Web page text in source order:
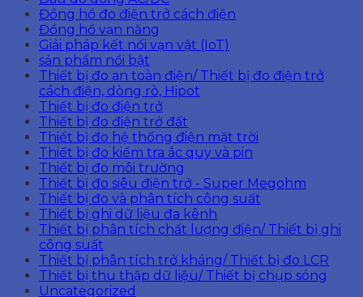
Đồng hồ đo điện trở cách điện
Đồng hồ vạn năng
Giải pháp kết nối vạn vật (IoT)
sản phẩm nổi bật
Thiết bị đo an toàn điện/ Thiết bị đo điện trở
cách điện, dòng rò, Hipot
Thiết bị đo điện trở
Thiết bị đo điện trở đất
Thiết bị đo hệ thống điện mặt trời
Thiết bị đo kiểm tra ắc quy và pin
Thiết bị đo môi trường
Thiết bị đo siêu điện trở - Super Megohm
Thiết bị đo và phân tích công suất
Thiết bị ghi dữ liệu đa kênh
Thiết bị phân tích chất lượng điện/ Thiết bị ghi
công suất
Thiết bị phân tích trở kháng/ Thiết bị đo LCR
Thiết bị thu thập dữ liệu/ Thiết bị chụp sóng
Uncategorized